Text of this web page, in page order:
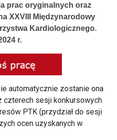
prac oryginalnych oraz
XXVIII Międzynarodowy
Kardiologicznego.
r.
automatycznie zostanie ona
czterech sesji konkursowych
PTK (przydział do sesji
ocen uzyskanych w